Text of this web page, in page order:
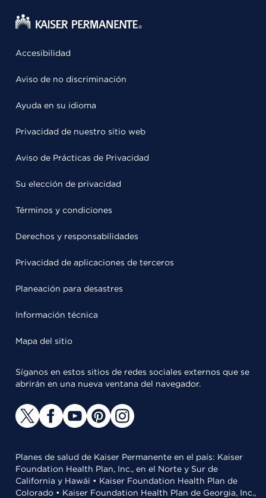
Accesibilidad
Aviso de no discriminación
Ayuda en su idioma
Privacidad de nuestro sitio web
Aviso de Prácticas de Privacidad
Su elección de privacidad
Términos y condiciones
Derechos y responsabilidades
Privacidad de aplicaciones de terceros
Planeación para desastres
Información técnica
Mapa del sitio
Síganos en estos sitios de redes sociales externos que se
abrirán en una nueva ventana del navegador.
Planes de salud de Kaiser Permanente en el país: Kaiser
Foundation Health Plan, Inc., en el Norte y Sur de
California y Hawái • Kaiser Foundation Health Plan de
Colorado • Kaiser Foundation Health Plan de Georgia, Inc.,